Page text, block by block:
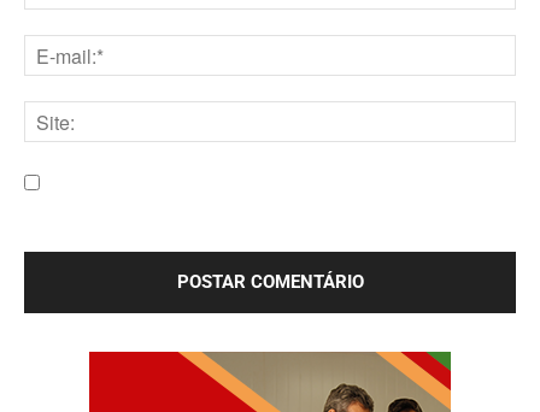
mail:*